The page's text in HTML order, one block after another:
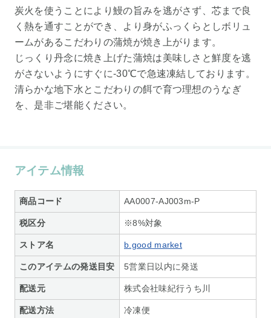
炭火を使うことにより鰻の旨みを逃がさず、芯まで良
く熱を通すことができ、より身がふっくらとしボリュ
ームがあるこだわりの蒲焼が焼き上がります。
じっくり丹念に焼き上げた蒲焼は美味しさと鮮度を逃
がさないようにすぐに-30℃で急速凍結しております。
清らかな地下水とこだわりの餌で育つ理想のうなぎ
を、是非ご堪能ください。
アイテム情報
商品コード AA0007-AJ003m-P
税区分 ※8%対象
ストア名 b.good market
このアイテムの発送目安 5営業日以内に発送
配送元 株式会社味紀行うち川
配送方法 冷凍便